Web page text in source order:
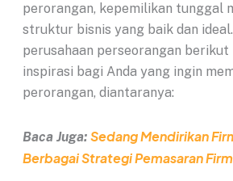
perorangan, kepemilikan tunggal
struktur bisnis yang baik dan ideal.
perusahaan perseorangan berikut
inspirasi bagi Anda yang ingin
perorangan, diantaranya:
Baca Juga: Sedang Mendirikan
Berbagai Strategi Pemasaran